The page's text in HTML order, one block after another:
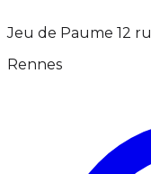
Jeu de Paume 12
Rennes